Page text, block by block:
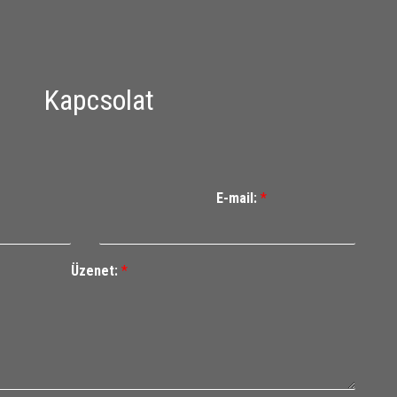
Kapcsolat
E-mail: *
Üzenet: *